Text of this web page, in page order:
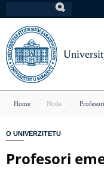
to
main
content
You
here
Home Node
O UNIVERZITETU
Profesori